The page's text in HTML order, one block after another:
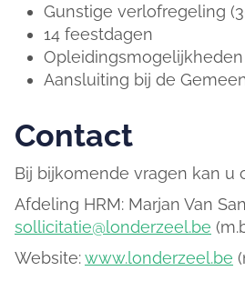
Gunstige verlofregeling
14 feestdagen
Opleidingsmogelijkheden
Aansluiting bij de
Contact
Bij bijkomende vragen kan u
Afdeling HRM: Marjan Van
sollicitatie@londerzeel.be
Website:www.londerzeel.be